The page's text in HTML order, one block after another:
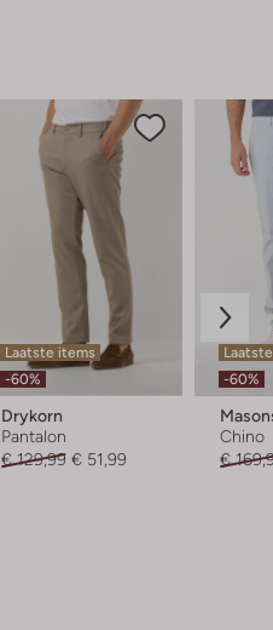
Laatste items
-60%
Drykorn
Pantalon
€ 129,99 € 51,99
-60%
Chino
€